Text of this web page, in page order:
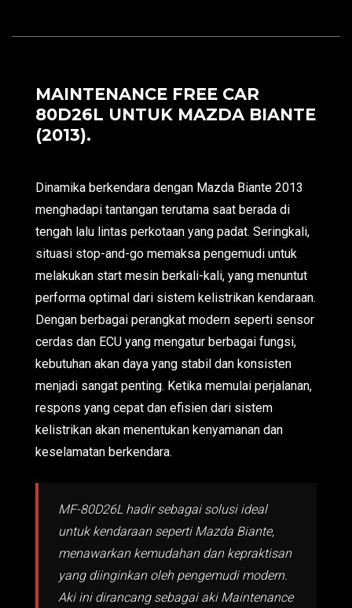
MAINTENANCE FREE CAR
80D26L UNTUK MAZDA BIANTE
(2013).
Dinamika berkendara dengan Mazda Biante 2013
menghadapi tantangan terutama saat berada di
tengah lalu lintas perkotaan yang padat. Seringkali,
situasi stop-and-go memaksa pengemudi untuk
melakukan start mesin berkali-kali, yang menuntut
performa optimal dari sistem kelistrikan kendaraan.
Dengan berbagai perangkat modern seperti sensor
cerdas dan ECU yang mengatur berbagai fungsi,
kebutuhan akan daya yang stabil dan konsisten
menjadi sangat penting. Ketika memulai perjalanan,
respons yang cepat dan efisien dari sistem
kelistrikan akan menentukan kenyamanan dan
keselamatan berkendara.
MF-80D26L hadir sebagai solusi ideal
untuk kendaraan seperti Mazda Biante,
menawarkan kemudahan dan kepraktisan
yang diinginkan oleh pengemudi modern.
Aki ini dirancang sebagai aki Maintenance